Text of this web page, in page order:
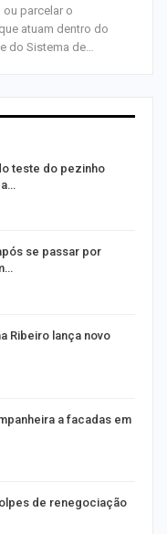
ou parcelar o
atuam dentro do
do Sistema de…
teste do pezinho
se passar por
Ribeiro lança novo
a facadas em
de renegociação